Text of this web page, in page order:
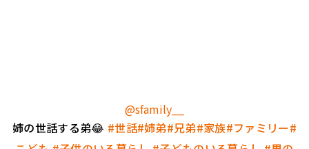
@sfamily__
姉の世話する弟😂 #世話#姉弟#兄弟#家族#ファミリー#